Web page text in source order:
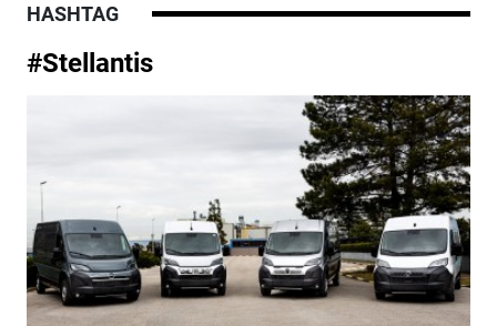
HASHTAG
#Stellantis